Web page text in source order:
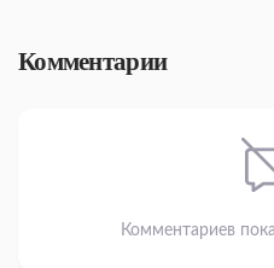
Комментарии
Комментариев